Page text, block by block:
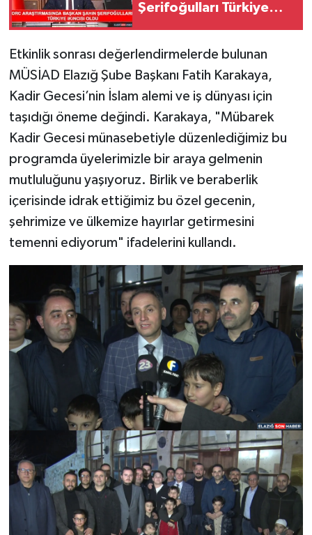
Şerifoğulları Türkiye
Etkinlik sonrası değerlendirmelerde bulunan
MÜSİAD Elazığ Şube Başkanı Fatih Karakaya,
Kadir Gecesi’nin İslam alemi ve iş dünyası için
taşıdığı öneme değindi. Karakaya, "Mübarek
Kadir Gecesi münasebetiyle düzenlediğimiz bu
programda üyelerimizle bir araya gelmenin
mutluluğunu yaşıyoruz. Birlik ve beraberlik
içerisinde idrak ettiğimiz bu özel gecenin,
şehrimize ve ülkemize hayırlar getirmesini
temenni ediyorum" ifadelerini kullandı.